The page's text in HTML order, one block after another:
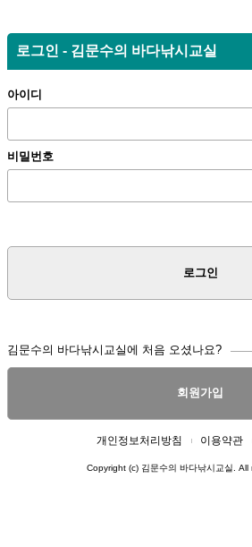
로그인 - 김문수의 바다낚시교실
아이디
비밀번호
로그인
김문수의 바다낚시교실에 처음 오셨나요?
회원가입
개인정보처리방침 이용약관
Copyright (c) 김문수의 바다낚시교실. All